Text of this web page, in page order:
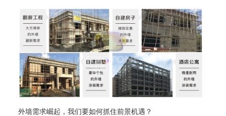
外墙需求崛起，我们要如何抓住前景机遇？